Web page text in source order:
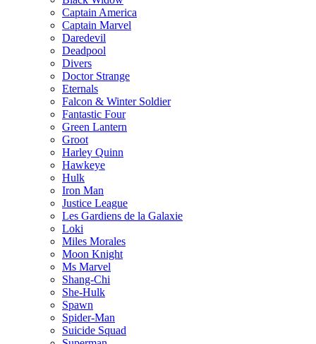
Captain America
Captain Marvel
Daredevil
Deadpool
Divers
Doctor Strange
Eternals
Falcon & Winter Soldier
Fantastic Four
Green Lantern
Groot
Harley Quinn
Hawkeye
Hulk
Iron Man
Justice League
Les Gardiens de la Galaxie
Loki
Miles Morales
Moon Knight
Ms Marvel
Shang-Chi
She-Hulk
Spawn
Spider-Man
Suicide Squad